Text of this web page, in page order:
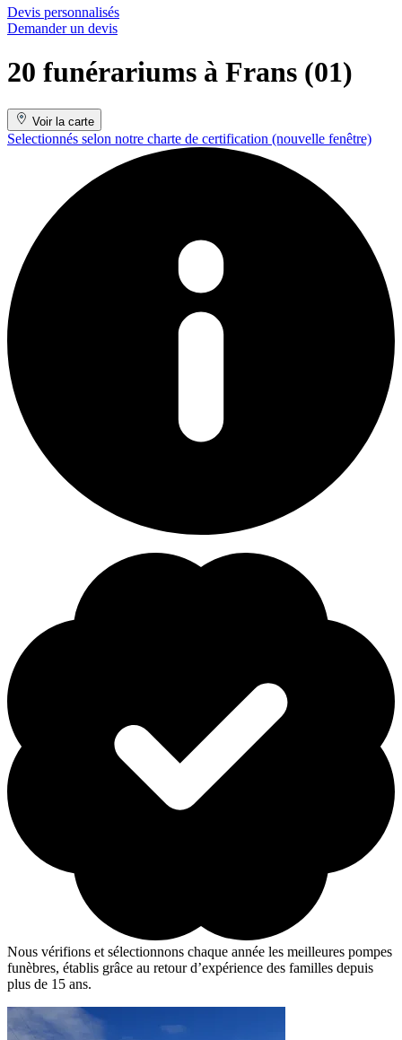
Devis personnalisés
Demander un devis
20 funérariums à Frans (01)
Voir la carte
Selectionnés selon notre charte de certification (nouvelle fenêtre)
Nous vérifions et sélectionnons chaque année les meilleures pompes
funèbres, établis grâce au retour d’expérience des familles depuis
plus de 15 ans.